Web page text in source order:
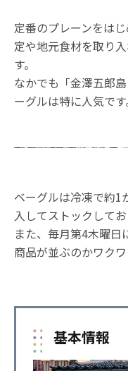
定番のプレーンをは
定や地元食材を取り
す。
なかでも「金澤五郎
ーグルは特に人気です
ベーグルは冷凍で約1
入してストックして
また、毎月第4木曜日
商品が並ぶのかワクワ
基本情報